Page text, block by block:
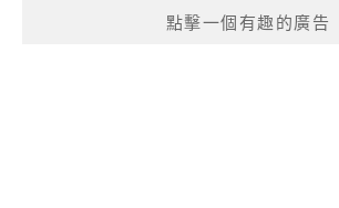
點擊一個有趣的廣告